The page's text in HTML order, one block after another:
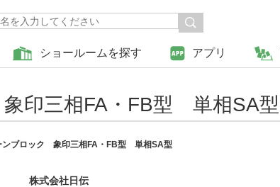
ショールームを探す アプリ
印三相FA・FB型 単相SA型
ンブロック 象印三相FA・FB型 単相SA型
株式会社日伝